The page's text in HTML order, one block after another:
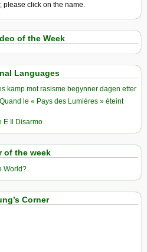
please click on the name.
of the Week
Languages
kamp mot rasisme begynner dagen etter
le « Pays des Lumières » éteint
E Il Disarmo
of the week
World?
Corner